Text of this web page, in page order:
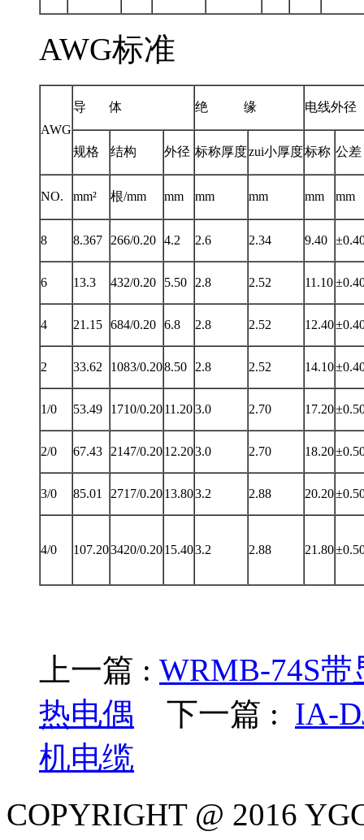
AWG标准
AWG
导 体 绝 缘 电线外径
规格 结构 外径 标称厚度zui小厚度标称 公差
NO. mm² 根/mm mm mm mm mm mm
8 8.367 266/0.20 4.2 2.6 2.34 9.40
6 13.3 432/0.20 5.50 2.8 2.52 11.10
4 21.15 684/0.20 6.8 2.8 2.52 12.40
2 33.62 1083/0.208.50 2.8 2.52 14.10
1/0 53.49 1710/0.2011.203.0 2.70 17.20
2/0 67.43 2147/0.2012.203.0 2.70 18.20
3/0 85.01 2717/0.2013.803.2 2.88 20.20
4/0 107.203420/0.2015.403.2 2.88 21.80
上一篇 : WRMB-74S
热电偶 下一篇 : IA-
机电缆
COPYRIGHT @ 2016